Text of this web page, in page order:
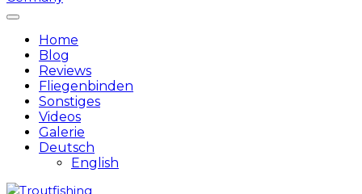
Home
Blog
Reviews
Fliegenbinden
Sonstiges
Videos
Galerie
Deutsch
English